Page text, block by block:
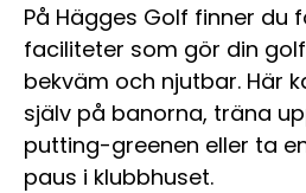
På Hägges Golf finner du
faciliteter som gör din
bekväm och njutbar. Här
själv på banorna, träna
putting-greenen eller ta
paus i klubbhuset.